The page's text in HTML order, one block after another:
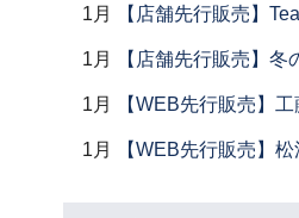
1月 【店舗先行販売】
1月 【店舗先行販売】冬
1月 【WEB先行販売】
1月 【WEB先行販売】